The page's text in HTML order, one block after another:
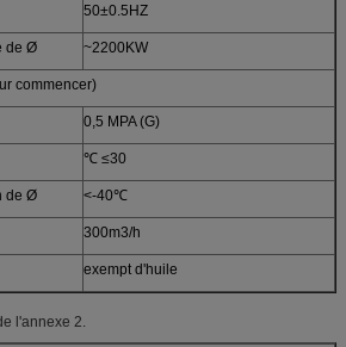
50±0.5HZ
de Ø ~2200KW
commencer)
0,5 MPA (G)
℃ ≤30
de Ø <-40℃
300m3/h
exempt d'huile
l'annexe 2.